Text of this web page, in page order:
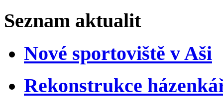
Seznam aktualit
Nové sportoviště v Aši
Rekonstrukce